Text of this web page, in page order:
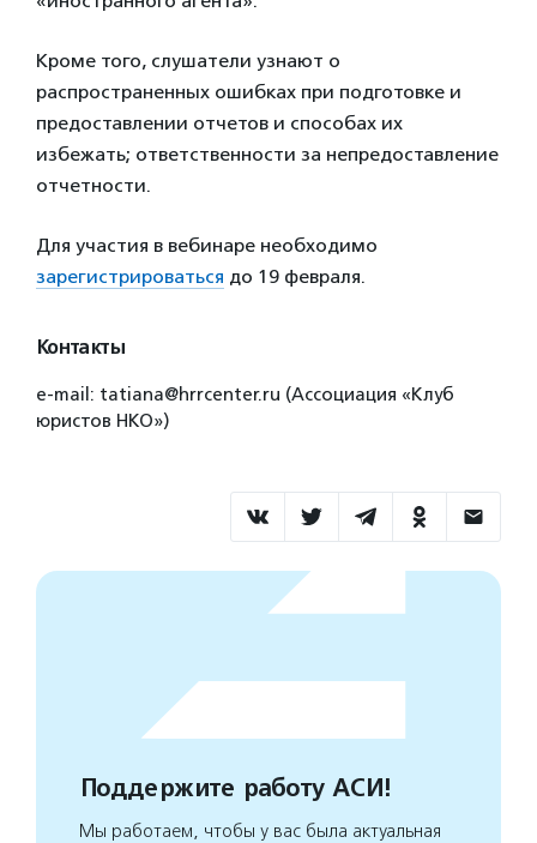
Кроме того, слушатели узнают о
распространенных ошибках при подготовке и
предоставлении отчетов и способах их
избежать; ответственности за непредоставление
отчетности.
Для участия в вебинаре необходимо
зарегистрироваться до 19 февраля.
Контакты
е-mail: tatiana@hrrcenter.ru (Ассоциация «Клуб
юристов НКО»)
Поддержите работу АСИ!
Мы работаем, чтобы у вас была актуальная